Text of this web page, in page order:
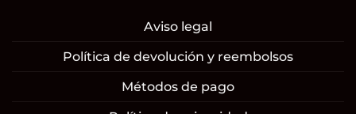
Aviso legal
Política de devolución y reembolsos
Métodos de pago